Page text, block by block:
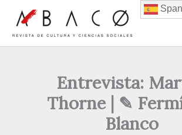
contenido
Entrevista:
Thorne | ✎
Blanco